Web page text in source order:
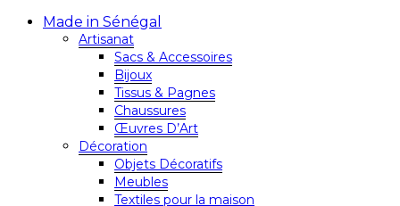
Made in Sénégal
Artisanat
Sacs & Accessoires
Bijoux
Tissus & Pagnes
Chaussures
Œuvres D’Art
Décoration
Objets Décoratifs
Meubles
Textiles pour la maison